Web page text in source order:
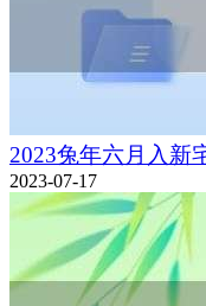
2023兔年六月入新
2023-07-17